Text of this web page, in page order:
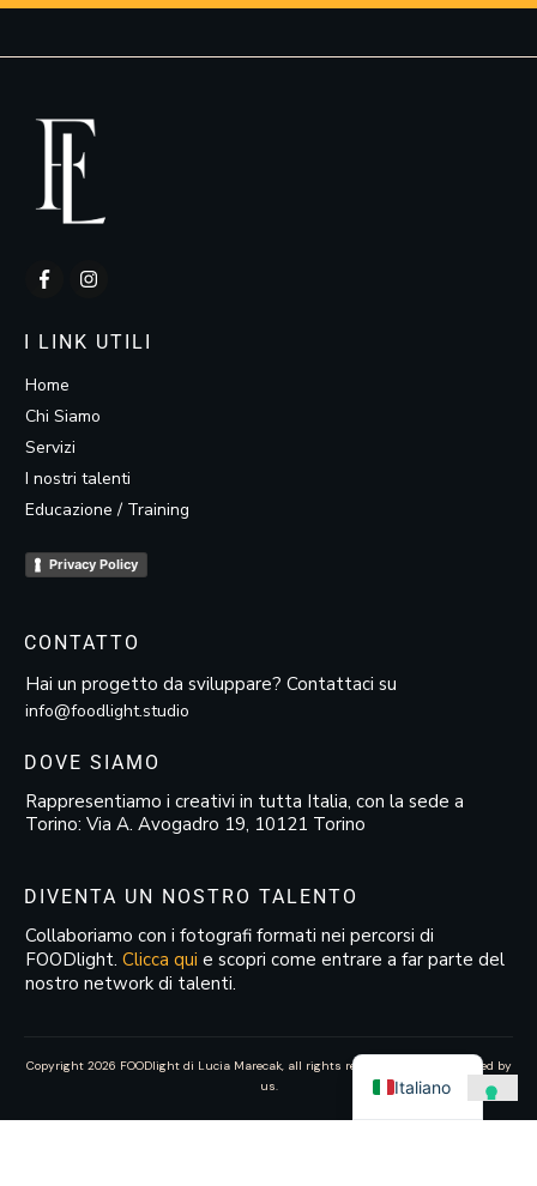
I LINK UTILI
Home
Chi Siamo
Servizi
I nostri talenti
Educazione / Training
Privacy Policy
CONTATTO
Hai un progetto da sviluppare? Contattaci su
info@foodlight.studio
DOVE SIAMO
Rappresentiamo i creativi in tutta Italia, con la sede a
Torino: Via A. Avogadro 19, 10121 Torino
DIVENTA UN NOSTRO TALENTO
Collaboriamo con i fotografi formati nei percorsi di
FOODlight. Clicca qui e scopri come entrare a far parte del
nostro network di talenti.
Copyright 2026 FOODlight di Lucia Marecak, all rights reserved—website created by
us.
Italiano